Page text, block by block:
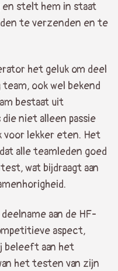
en stelt hem in staat
te verzenden en te
het geluk om deel
ook wel bekend
bestaat uit
niet alleen passie
voor lekker eten. Het
alle teamleden goed
wat bijdraagt aan
aan de HF-
aspect,
beleeft aan het
het testen van zijn